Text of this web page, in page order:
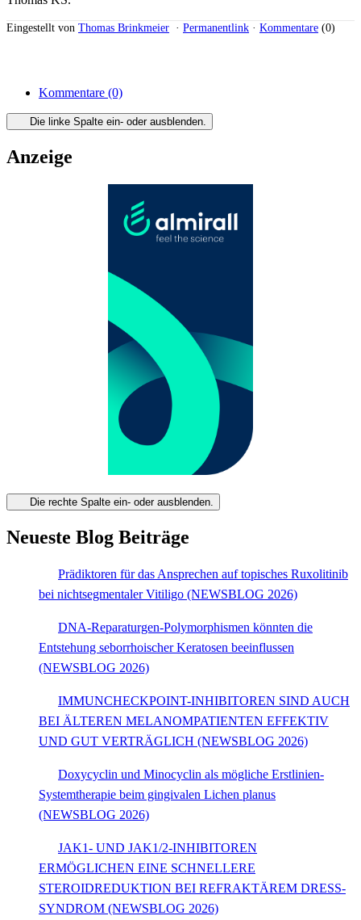
Eingestellt von Thomas Brinkmeier · Permanentlink · Kommentare (0)
Kommentare (0)
Die linke Spalte ein- oder ausblenden.
Anzeige
Die rechte Spalte ein- oder ausblenden.
Neueste Blog Beiträge
Prädiktoren für das Ansprechen auf topisches Ruxolitinib
bei nichtsegmentaler Vitiligo (NEWSBLOG 2026)
DNA-Reparaturgen-Polymorphismen könnten die
Entstehung seborrhoischer Keratosen beeinflussen
(NEWSBLOG 2026)
IMMUNCHECKPOINT-INHIBITOREN SIND AUCH
BEI ÄLTEREN MELANOMPATIENTEN EFFEKTIV
UND GUT VERTRÄGLICH (NEWSBLOG 2026)
Doxycyclin und Minocyclin als mögliche Erstlinien-
Systemtherapie beim gingivalen Lichen planus
(NEWSBLOG 2026)
JAK1- UND JAK1/2-INHIBITOREN
ERMÖGLICHEN EINE SCHNELLERE
STEROIDREDUKTION BEI REFRAKTÄREM DRESS-
SYNDROM (NEWSBLOG 2026)